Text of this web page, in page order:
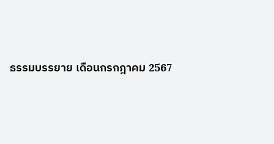
ธรรมบรรยาย เดือนกรกฎาคม 2567